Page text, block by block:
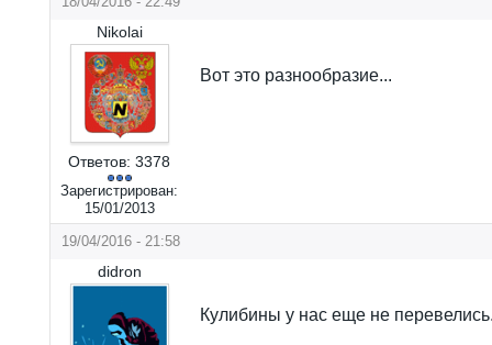
Nikolai
Ответов: 3378
Зарегистрирован:
15/01/2013
Вот это разнообразие...
19/04/2016 - 21:58
didron
Кулибины у нас еще не